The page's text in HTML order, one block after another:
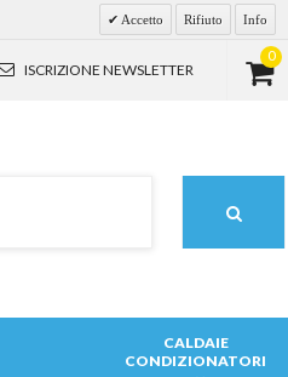
Accetto Rifiuto Info
0
ISCRIZIONE NEWSLETTER
CALDAIE
CONDIZIONATORI